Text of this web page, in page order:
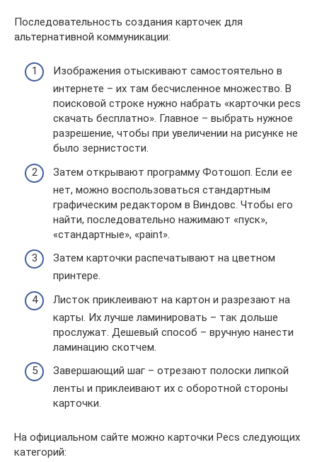
Последовательность создания карточек для
альтернативной коммуникации:
Изображения отыскивают самостоятельно в
интернете – их там бесчисленное множество. В
поисковой строке нужно набрать «карточки pecs
скачать бесплатно». Главное – выбрать нужное
разрешение, чтобы при увеличении на рисунке не
было зернистости.
Затем открывают программу Фотошоп. Если ее
нет, можно воспользоваться стандартным
графическим редактором в Виндовс. Чтобы его
найти, последовательно нажимают «пуск»,
«стандартные», «paint».
Затем карточки распечатывают на цветном
принтере.
Листок приклеивают на картон и разрезают на
карты. Их лучше ламинировать – так дольше
прослужат. Дешевый способ – вручную нанести
ламинацию скотчем.
Завершающий шаг – отрезают полоски липкой
ленты и приклеивают их с оборотной стороны
карточки.
На официальном сайте можно карточки Pecs следующих
категорий: